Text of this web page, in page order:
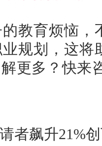
教育烦恼
规划，这
更多？快来
者飙升21%